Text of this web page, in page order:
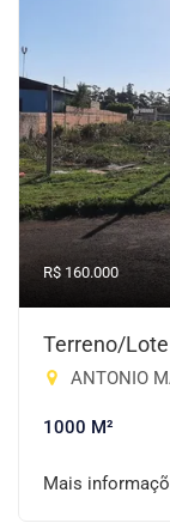
R$ 160.000
Terreno/
ANTONIO
1000 M²
Mais